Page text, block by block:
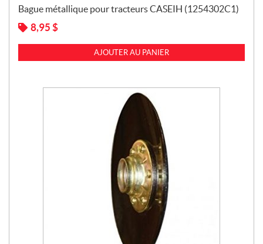
Bague métallique pour tracteurs CASEIH (1254302C1)
8,95 $
AJOUTER AU PANIER